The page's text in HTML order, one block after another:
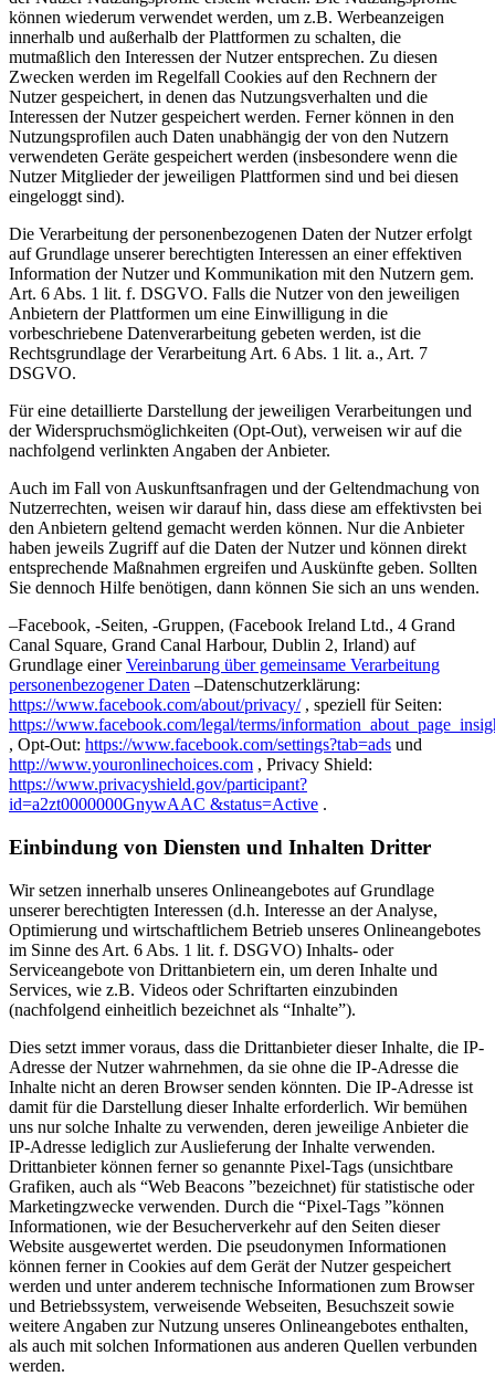
können wiederum verwendet werden, um z.B. Werbeanzeigen
innerhalb und außerhalb der Plattformen zu schalten, die
mutmaßlich den Interessen der Nutzer entsprechen. Zu diesen
Zwecken werden im Regelfall Cookies auf den Rechnern der
Nutzer gespeichert, in denen das Nutzungsverhalten und die
Interessen der Nutzer gespeichert werden. Ferner können in den
Nutzungsprofilen auch Daten unabhängig der von den Nutzern
verwendeten Geräte gespeichert werden (insbesondere wenn die
Nutzer Mitglieder der jeweiligen Plattformen sind und bei diesen
eingeloggt sind).
Die Verarbeitung der personenbezogenen Daten der Nutzer erfolgt
auf Grundlage unserer berechtigten Interessen an einer effektiven
Information der Nutzer und Kommunikation mit den Nutzern gem.
Art. 6 Abs. 1 lit. f. DSGVO. Falls die Nutzer von den jeweiligen
Anbietern der Plattformen um eine Einwilligung in die
vorbeschriebene Datenverarbeitung gebeten werden, ist die
Rechtsgrundlage der Verarbeitung Art. 6 Abs. 1 lit. a., Art. 7
DSGVO.
Für eine detaillierte Darstellung der jeweiligen Verarbeitungen und
der Widerspruchsmöglichkeiten (Opt-Out), verweisen wir auf die
nachfolgend verlinkten Angaben der Anbieter.
Auch im Fall von Auskunftsanfragen und der Geltendmachung von
Nutzerrechten, weisen wir darauf hin, dass diese am effektivsten bei
den Anbietern geltend gemacht werden können. Nur die Anbieter
haben jeweils Zugriff auf die Daten der Nutzer und können direkt
entsprechende Maßnahmen ergreifen und Auskünfte geben. Sollten
Sie dennoch Hilfe benötigen, dann können Sie sich an uns wenden.
–Facebook, -Seiten, -Gruppen, (Facebook Ireland Ltd., 4 Grand
Canal Square, Grand Canal Harbour, Dublin 2, Irland) auf
Grundlage einerVereinbarung über gemeinsame Verarbeitung
personenbezogener Daten –Datenschutzerklärung:
https://www.facebook.com/about/privacy/, speziell für Seiten:
https://www.facebook.com/legal/terms/
, Opt-Out: https://www.facebook.com/settings?tab=ads und
http://www.youronlinechoices.com , Privacy Shield:
https://www.privacyshield.gov/participant?
id=a2zt0000000GnywAAC &status=Active .
Einbindung von Diensten und Inhalten Dritter
Wir setzen innerhalb unseres Onlineangebotes auf Grundlage
unserer berechtigten Interessen (d.h. Interesse an der Analyse,
Optimierung und wirtschaftlichem Betrieb unseres Onlineangebotes
im Sinne des Art. 6 Abs. 1 lit. f. DSGVO) Inhalts- oder
Serviceangebote von Drittanbietern ein, um deren Inhalte und
Services, wie z.B. Videos oder Schriftarten einzubinden
(nachfolgend einheitlich bezeichnet als “Inhalte”).
Dies setzt immer voraus, dass die Drittanbieter dieser Inhalte, die IP-
Adresse der Nutzer wahrnehmen, da sie ohne die IP-Adresse die
Inhalte nicht an deren Browser senden könnten. Die IP-Adresse ist
damit für die Darstellung dieser Inhalte erforderlich. Wir bemühen
uns nur solche Inhalte zu verwenden, deren jeweilige Anbieter die
IP-Adresse lediglich zur Auslieferung der Inhalte verwenden.
Drittanbieter können ferner so genannte Pixel-Tags (unsichtbare
Grafiken, auch als “Web Beacons ”bezeichnet) für statistische oder
Marketingzwecke verwenden. Durch die “Pixel-Tags ”können
Informationen, wie der Besucherverkehr auf den Seiten dieser
Website ausgewertet werden. Die pseudonymen Informationen
können ferner in Cookies auf dem Gerät der Nutzer gespeichert
werden und unter anderem technische Informationen zum Browser
und Betriebssystem, verweisende Webseiten, Besuchszeit sowie
weitere Angaben zur Nutzung unseres Onlineangebotes enthalten,
als auch mit solchen Informationen aus anderen Quellen verbunden
werden.